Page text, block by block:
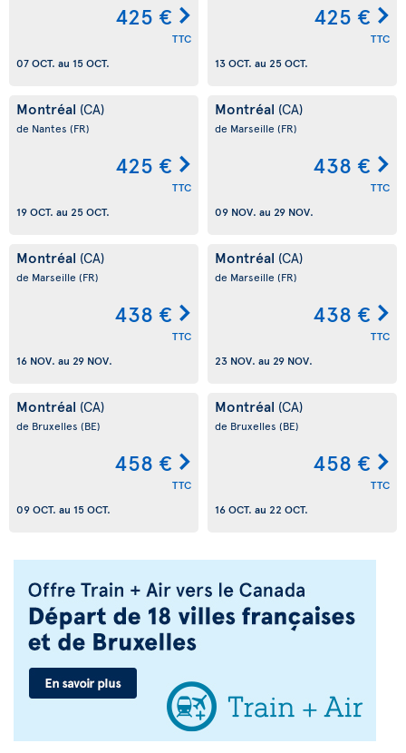
425 €
TTC
07 OCT. au 15 OCT.
425 €
TTC
13 OCT. au 25 OCT.
Montréal (CA)
de Nantes (FR)
425 €
TTC
19 OCT. au 25 OCT.
Montréal (CA)
de Marseille (FR)
438 €
TTC
09 NOV. au 29 NOV.
Montréal (CA)
de Marseille (FR)
438 €
TTC
16 NOV. au 29 NOV.
Montréal (CA)
de Marseille (FR)
438 €
TTC
23 NOV. au 29 NOV.
Montréal (CA)
de Bruxelles (BE)
458 €
TTC
09 OCT. au 15 OCT.
Montréal (CA)
de Bruxelles (BE)
458 €
TTC
16 OCT. au 22 OCT.